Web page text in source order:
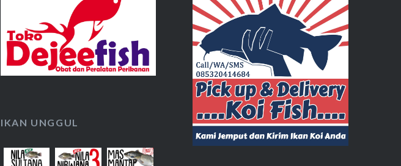
IKAN UNGGUL